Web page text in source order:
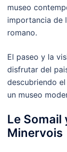
museo
importancia de
romano.
El paseo y la
disfrutar del
descubriendo
un museo
Le Somail
Minervois